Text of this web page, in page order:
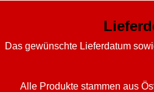
Das gewünschte Lieferdatum
Alle Produkte stammen aus